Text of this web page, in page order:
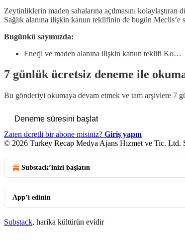
Zeytinliklerin maden sahalarına açılmasını
Sağlık alanına ilişkin kanun teklifinin de bugün Meclis’e
Bugünkü sayımızda:
Enerji ve maden alanına ilişkin kanun teklifi Ko…
7 günlük ücretsiz deneme ile
Bu gönderiyi okumaya devam etmek ve tam arşivlere 7
Deneme süresini başlat
Zaten ücretli bir abone misiniz? Giriş yapın
© 2026 Turkey Recap Medya Ajans Hizmet ve Tic. Ltd.
Substack’inizi başlatın
App’i edinin
Substack, harika kültürün evidir